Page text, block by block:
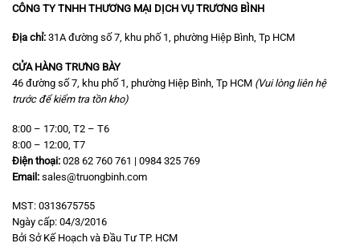
CÔNG TY TNHH THƯƠNG MẠI DỊCH VỤ TRƯƠNG BÌNH
Địa chỉ: 31A đường số 7, khu phố 1, phường Hiệp Bình, Tp HCM
CỬA HÀNG TRƯNG BÀY
46 đường số 7, khu phố 1, phường Hiệp Bình, Tp HCM (Vui lòng liên hệ
trước để kiểm tra tồn kho)
8:00 – 17:00, T2 – T6
8:00 – 12:00, T7
Điện thoại: 028 62 760 761 | 0984 325 769
Email: sales@truongbinh.com
MST: 0313675755
Ngày cấp: 04/3/2016
Bởi Sở Kế Hoạch và Đầu Tư TP. HCM